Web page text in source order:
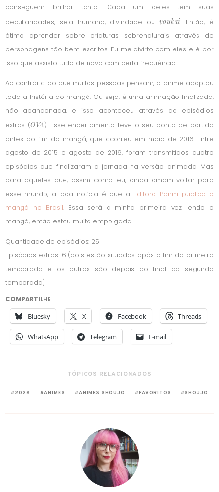
conseguem brilhar tanto. Cada um deles tem suas
peculiaridades, seja humano, divindade ou youkai. Então, é
ótimo aprender sobre criaturas sobrenaturais através de
personagens tão bem escritos. Eu me divirto com eles e é por
isso que assisto tudo de novo com certa frequência.
Ao contrário do que muitas pessoas pensam, o anime adaptou
toda a história do mangá. Ou seja, é uma animação finalizada,
não abandonada, e isso aconteceu através de episódios
extras (OVA). Esse encerramento teve o seu ponto de partida
antes do fim do mangá, que ocorreu em maio de 2016. Entre
agosto de 2015 e agosto de 2016, foram transmitidos quatro
episódios que finalizaram a jornada na versão animada. Mas
para aqueles que, assim como eu, ainda amam voltar para
esse mundo, a boa notícia é que a Editora Panini publica o
mangá no Brasil. Essa será a minha primeira vez lendo o
mangá, então estou muito empolgada!
Quantidade de episódios: 25
Episódios extras: 6 (dois estão situados após o fim da primeira
temporada e os outros são depois do final da segunda
temporada)
COMPARTILHE
Bluesky X Facebook Threads
WhatsApp Telegram E-mail
TÓPICOS RELACIONADOS
2026 ANIMES ANIMES SHOUJO FAVORITOS SHOUJO